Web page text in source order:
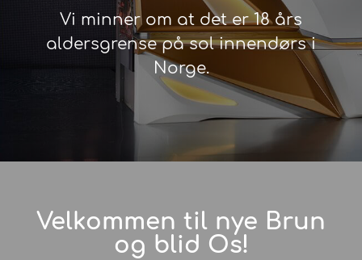
Vi minner om at det er 18 års
aldersgrense på sol innendørs i
Norge.
Velkommen til nye Brun
og blid Os!